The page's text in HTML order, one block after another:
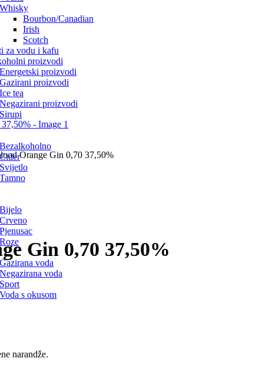
Whisky
Bourbon/Canadian
Irish
Scotch
za vodu i kafu
proizvodi
Energetski proizvodi
Gazirani proizvodi
Ice tea
Negazirani proizvodi
Sirupi
Bezalkoholno
Cider
Svijetlo
Tamno
Bijelo
Crveno
Pjenusac
Roze
Gazirana voda
Negazirana voda
Sport
Voda s okusom
Orange Gin 0,70 37,50%
Gin 0,70 37,50%
narandže.